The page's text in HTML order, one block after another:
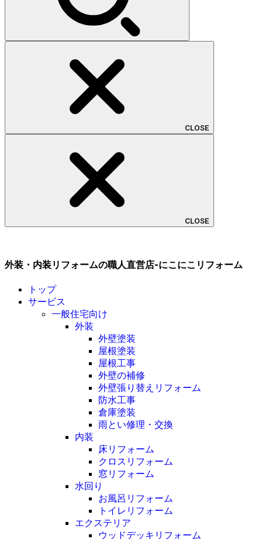
CLOSE
CLOSE
外装・内装リフォームの職人直営店-にこにこリフォーム
トップ
サービス
一般住宅向け
外装
外壁塗装
屋根塗装
屋根工事
外壁の補修
外壁張り替えリフォーム
防水工事
倉庫塗装
雨とい修理・交換
内装
床リフォーム
クロスリフォーム
窓リフォーム
水回り
お風呂リフォーム
トイレリフォーム
エクステリア
ウッドデッキリフォーム